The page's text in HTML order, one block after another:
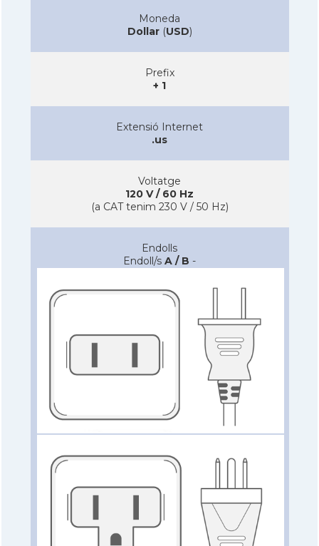
Moneda
Dollar(USD)
Prefix
+ 1
Extensió Internet
.us
Voltatge
120 V / 60 Hz
(a CAT tenim 230 V / 50 Hz)
Endolls
Endoll/s A / B -